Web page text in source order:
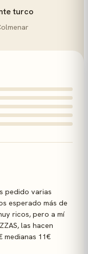
turco
pedido varias
esperado más de
ricos, pero a mí
las hacen
medianas 11€